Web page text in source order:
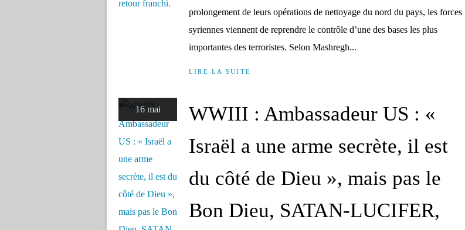
prolongement de leurs opérations de nettoyage du nord du pays, les forces
syriennes viennent de reprendre le contrôle d’une des bases les plus
importantes des terroristes. Selon Mashregh...
LIRE LA SUITE
16 mai
WWIII : Ambassadeur US : «
Israël a une arme secrète, il est
du côté de Dieu », mais pas le
Bon Dieu, SATAN-LUCIFER,